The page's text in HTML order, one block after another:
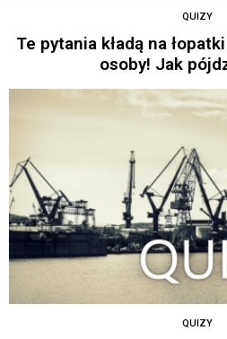
QUIZY
Te pytania kładą na
osoby! Jak
QUIZY